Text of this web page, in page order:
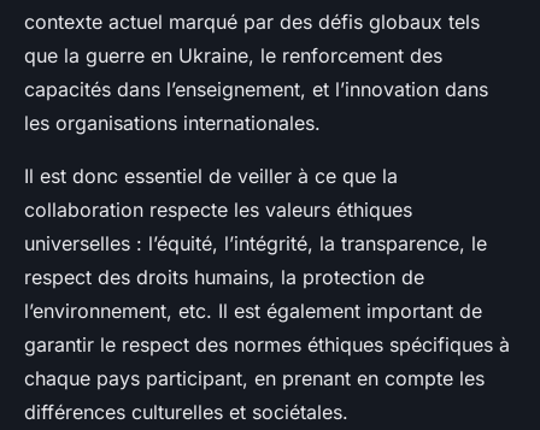
contexte actuel marqué par des défis globaux tels
que la guerre en Ukraine, le renforcement des
capacités dans l’enseignement, et l’innovation dans
les organisations internationales.
Il est donc essentiel de veiller à ce que la
collaboration respecte les valeurs éthiques
universelles : l’équité, l’intégrité, la transparence, le
respect des droits humains, la protection de
l’environnement, etc. Il est également important de
garantir le respect des normes éthiques spécifiques à
chaque pays participant, en prenant en compte les
différences culturelles et sociétales.